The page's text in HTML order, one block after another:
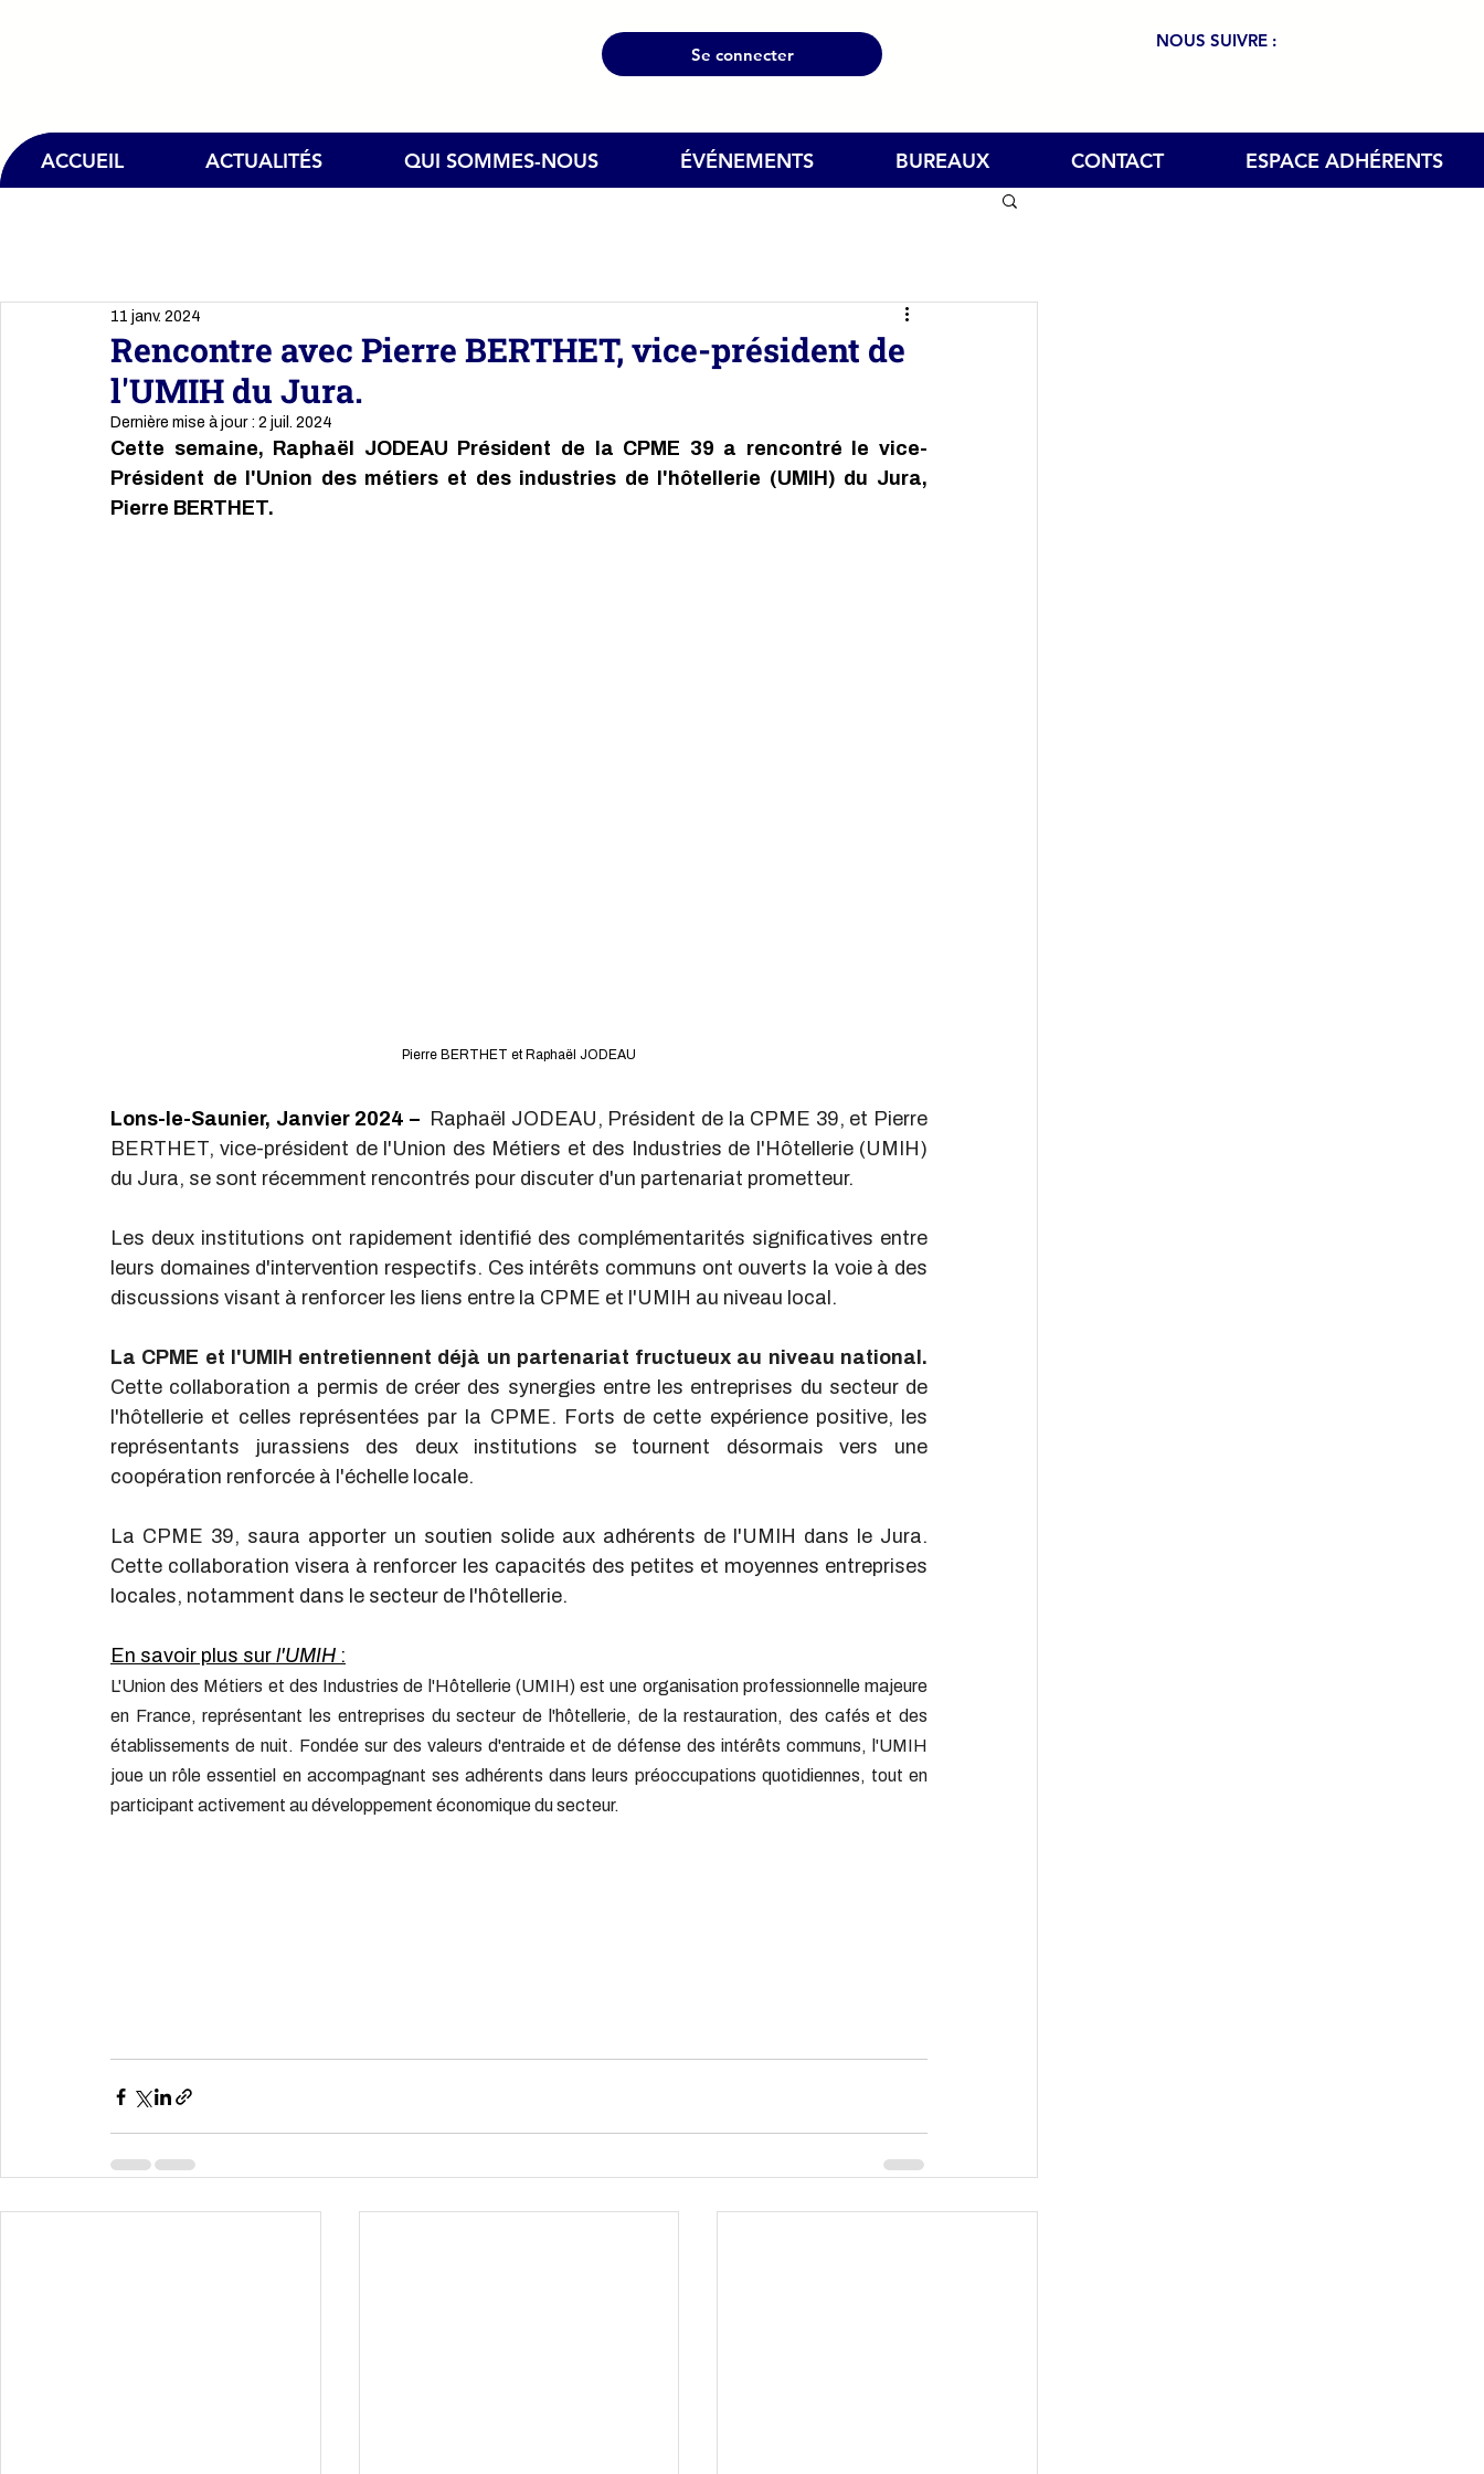
Se connecter
NOUS SUIVRE :
ACCUEIL ACTUALITÉS QUI SOMMES-NOUS ÉVÉNEMENTS BUREAUX CONTACT ESPACE ADHÉRENTS
Rencontre avec Pierre BERTHET, vice-président de
l'UMIH du Jura.
11 janv. 2024
Dernière mise à jour : 2 juil. 2024
Cette semaine, Raphaël JODEAU Président de la CPME 39 a rencontré le vice-
Président de l'Union des métiers et des industries de l'hôtellerie (UMIH) du Jura,
Pierre BERTHET.
Pierre BERTHET et Raphaël JODEAU
Lons-le-Saunier, Janvier 2024 –
Raphaël JODEAU, Président de la CPME 39, et Pierre
BERTHET, vice-président de l'Union des Métiers et des Industries de l'Hôtellerie (UMIH)
du Jura, se sont récemment rencontrés pour discuter d'un partenariat prometteur.
Les deux institutions ont rapidement identifié des complémentarités significatives entre
leurs domaines d'intervention respectifs. Ces intérêts communs ont ouverts la voie à des
discussions visant à renforcer les liens entre la CPME et l'UMIH au niveau local.
La CPME et l'UMIH entretiennent déjà un partenariat fructueux au niveau national.
Cette collaboration a permis de créer des synergies entre les entreprises du secteur de
l'hôtellerie et celles représentées par la CPME. Forts de cette expérience positive, les
représentants jurassiens des deux institutions se tournent désormais vers une
coopération renforcée à l'échelle locale.
La CPME 39, saura apporter un soutien solide aux adhérents de l'UMIH dans le Jura.
Cette collaboration visera à renforcer les capacités des petites et moyennes entreprises
locales, notamment dans le secteur de l'hôtellerie.
En savoir plus sur l'UMIH :
L'Union des Métiers et des Industries de l'Hôtellerie (UMIH) est une organisation professionnelle majeure
en France, représentant les entreprises du secteur de l'hôtellerie, de la restauration, des cafés et des
établissements de nuit. Fondée sur des valeurs d'entraide et de défense des intérêts communs, l'UMIH
joue un rôle essentiel en accompagnant ses adhérents dans leurs préoccupations quotidiennes, tout en
participant activement au développement économique du secteur.